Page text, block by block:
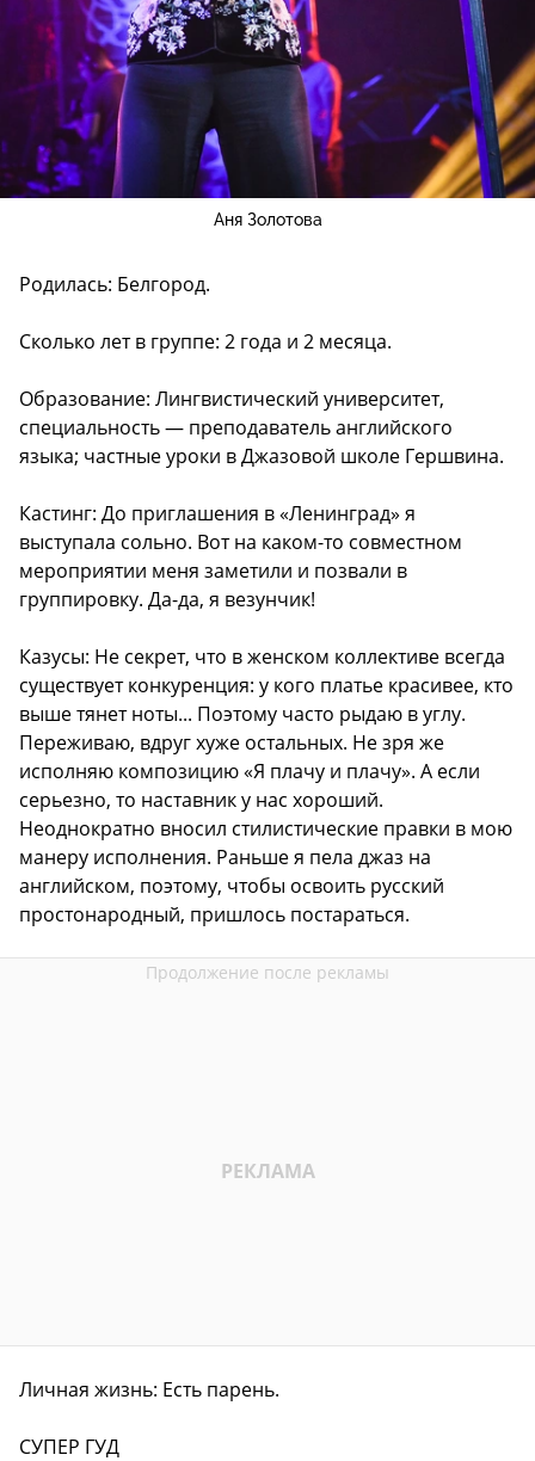
Аня Золотова
Родилась: Белгород.
Сколько лет в группе: 2 года и 2 месяца.
Образование: Лингвистический университет,
специальность — преподаватель английского
языка; частные уроки в Джазовой школе Гершвина.
Кастинг: До приглашения в «Ленинград» я
выступала сольно. Вот на каком-то совместном
мероприятии меня заметили и позвали в
группировку. Да-да, я везунчик!
Казусы: Не секрет, что в женском коллективе всегда
существует конкуренция: у кого платье красивее, кто
выше тянет ноты... Поэтому часто рыдаю в углу.
Переживаю, вдруг хуже остальных. Не зря же
исполняю композицию «Я плачу и плачу». А если
серьезно, то наставник у нас хороший.
Неоднократно вносил стилистические правки в мою
манеру исполнения. Раньше я пела джаз на
английском, поэтому, чтобы освоить русский
простонародный, пришлось постараться.
Личная жизнь: Есть парень.
СУПЕР ГУД